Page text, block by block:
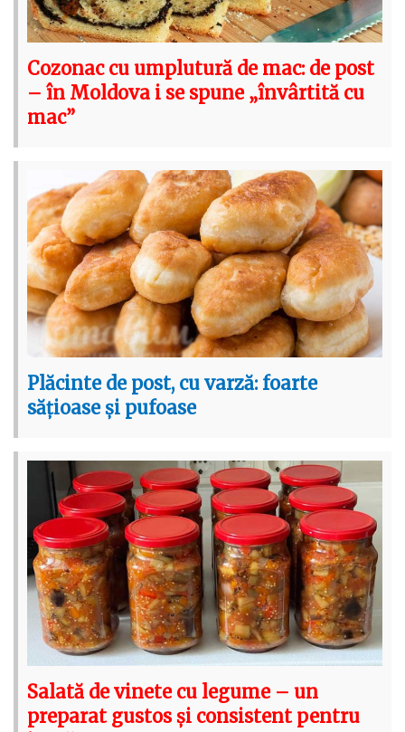
Cozonac cu umplutură de mac: de post
– în Moldova i se spune „învârtită cu
mac”
Plăcinte de post, cu varză: foarte
sățioase și pufoase
Salată de vinete cu legume – un
preparat gustos și consistent pentru